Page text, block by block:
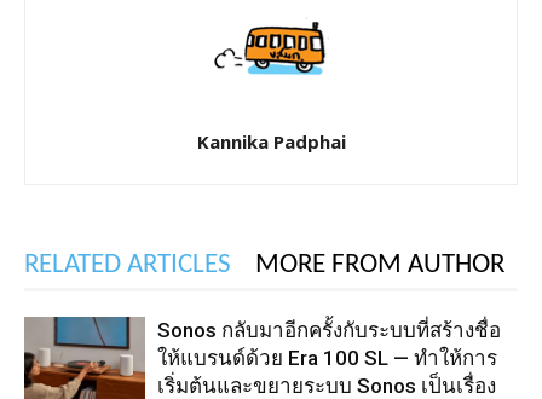
Kannika Padphai
RELATED ARTICLES MORE FROM AUTHOR
Sonos กลับมาอีกครั้งกับระบบที่สร้างชื่อ
ให้แบรนด์ด้วย Era 100 SL — ทำให้การ
เริ่มต้นและขยายระบบ Sonos เป็นเรื่อง